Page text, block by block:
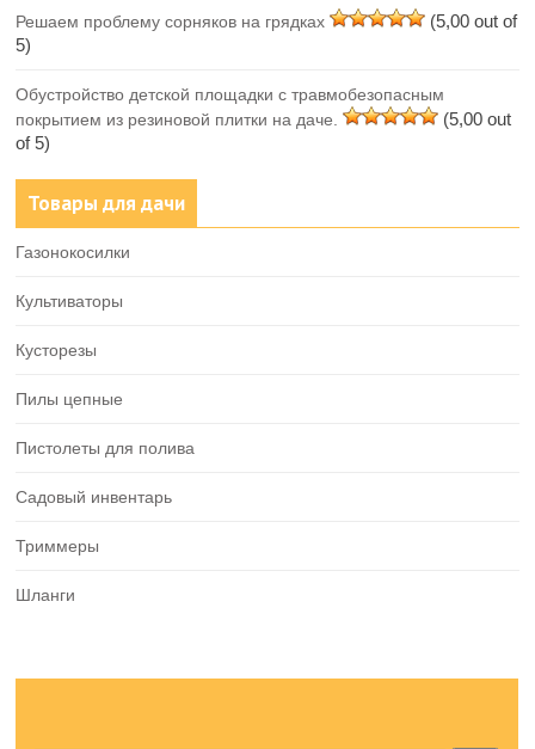
Решаем проблему сорняков на грядках
(5,00 out of
5)
Обустройство детской площадки с травмобезопасным
покрытием из резиновой плитки на даче.
(5,00 out
of 5)
Товары для дачи
Газонокосилки
Культиваторы
Кусторезы
Пилы цепные
Пистолеты для полива
Садовый инвентарь
Триммеры
Шланги